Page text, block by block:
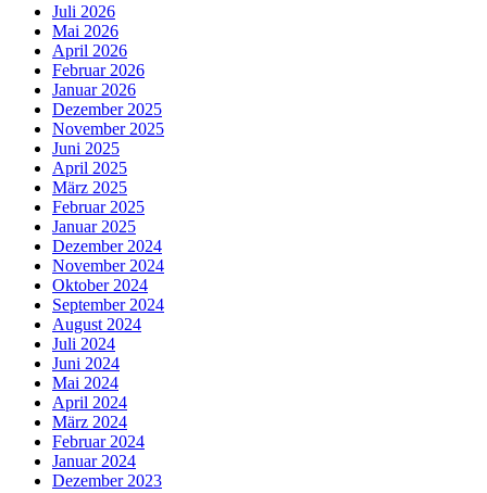
Juli 2026
Mai 2026
April 2026
Februar 2026
Januar 2026
Dezember 2025
November 2025
Juni 2025
April 2025
März 2025
Februar 2025
Januar 2025
Dezember 2024
November 2024
Oktober 2024
September 2024
August 2024
Juli 2024
Juni 2024
Mai 2024
April 2024
März 2024
Februar 2024
Januar 2024
Dezember 2023